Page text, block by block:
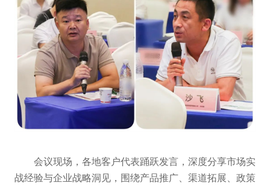
会议现场，各地客户代表踊跃发言，深度分享市场实
战经验与企业战略洞见，围绕产品推广、渠道拓展、政策